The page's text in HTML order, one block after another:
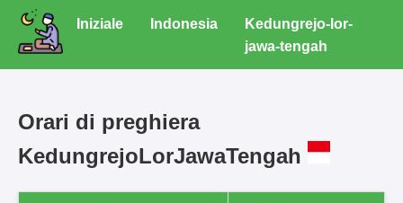
Iniziale Indonesia
Kedungrejo-lor-
jawa-tengah
Orari di preghiera
KedungrejoLorJawaTengah